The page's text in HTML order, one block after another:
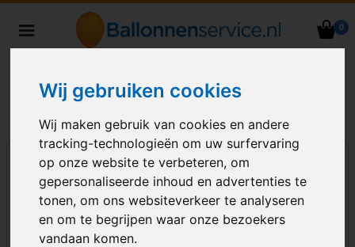
Wij gebruiken cookies
Wij maken gebruik van cookies en andere
tracking-technologieën om uw surfervaring
op onze website te verbeteren, om
gepersonaliseerde inhoud en advertenties te
tonen, om ons websiteverkeer te analyseren
en om te begrijpen waar onze bezoekers
vandaan komen.
0
Nederland